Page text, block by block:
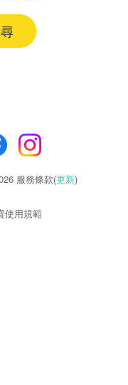
服務條款(更新)
使用規範